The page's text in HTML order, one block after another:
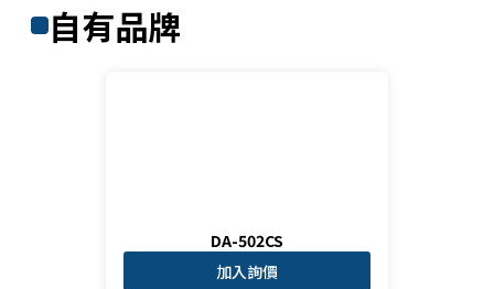
自有品牌
DA-502CS
加入詢價